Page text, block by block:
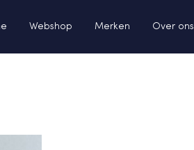
Webshop Merken Over ons